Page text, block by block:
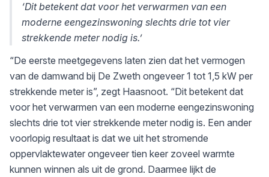
‘Dit betekent dat voor het verwarmen van een
moderne eengezinswoning slechts drie tot vier
strekkende meter nodig is.’
“De eerste meetgegevens laten zien dat het vermogen
van de damwand bij De Zweth ongeveer 1 tot 1,5 kW per
strekkende meter is”, zegt Haasnoot. “Dit betekent dat
voor het verwarmen van een moderne eengezinswoning
slechts drie tot vier strekkende meter nodig is. Een ander
voorlopig resultaat is dat we uit het stromende
oppervlaktewater ongeveer tien keer zoveel warmte
kunnen winnen als uit de grond. Daarmee lijkt de